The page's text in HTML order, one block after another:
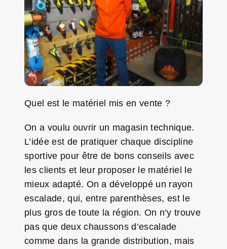
Quel est le matériel mis en vente ?
On a voulu ouvrir un magasin technique.
L’idée est de pratiquer chaque discipline
sportive pour être de bons conseils avec
les clients et leur proposer le matériel le
mieux adapté. On a développé un rayon
escalade, qui, entre parenthèses, est le
plus gros de toute la région. On n’y trouve
pas que deux chaussons d’escalade
comme dans la grande distribution, mais